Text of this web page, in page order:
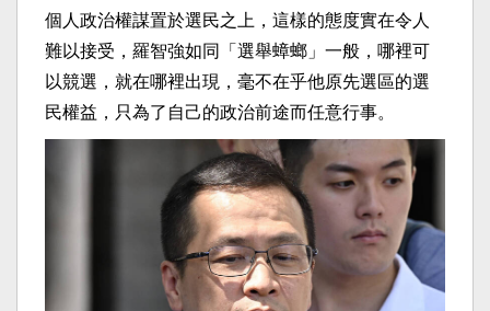
個人政治權謀置於選民之上，這樣的態度實在令人
難以接受，羅智強如同「選舉蟑螂」一般，哪裡可
以競選，就在哪裡出現，毫不在乎他原先選區的選
民權益，只為了自己的政治前途而任意行事。